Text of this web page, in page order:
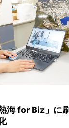
海 for Biz」に